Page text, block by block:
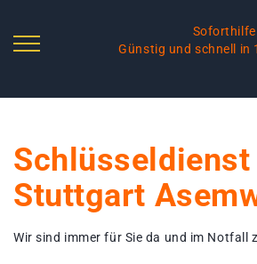
Soforthilfe
Günstig und schnell in
Schlüsseldienst
Stuttgart
Wir sind immer für Sie da und im Notfall